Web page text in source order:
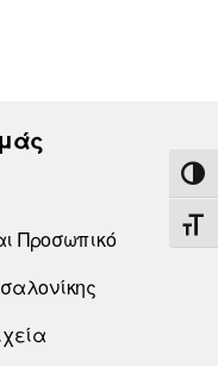
Προσωπικό